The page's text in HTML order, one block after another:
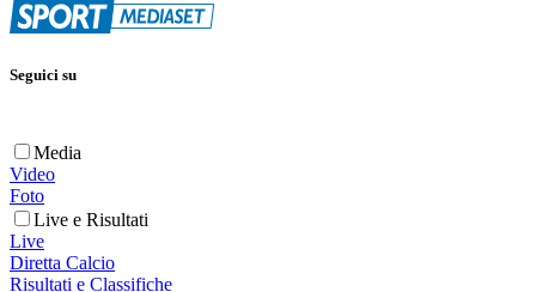
Seguici su
Media
Video
Foto
Live e Risultati
Live
Diretta Calcio
Risultati e Classifiche